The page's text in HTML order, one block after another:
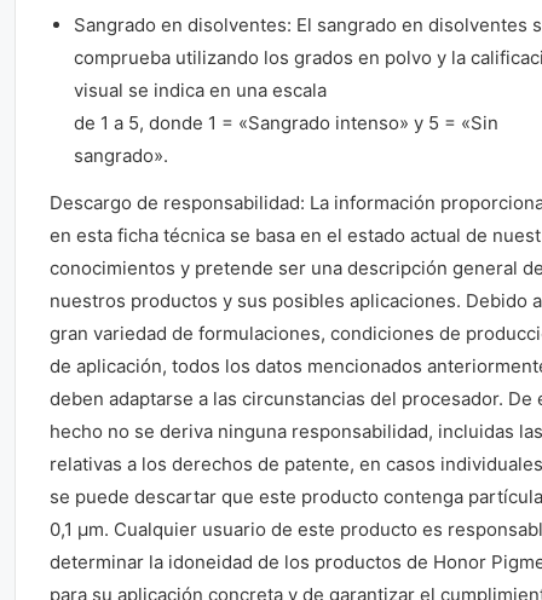
Sangrado en disolventes: El sangrado en disolventes
comprueba utilizando los grados en polvo y la
visual se indica en una escala
de 1 a 5, donde 1 = «Sangrado intenso» y 5 = «Sin
sangrado».
Descargo de responsabilidad: La información
en esta ficha técnica se basa en el estado actual de
conocimientos y pretende ser una descripción general
nuestros productos y sus posibles aplicaciones. Debido
gran variedad de formulaciones, condiciones de
de aplicación, todos los datos mencionados
deben adaptarse a las circunstancias del procesador. De
hecho no se deriva ninguna responsabilidad, incluidas las
relativas a los derechos de patente, en casos
se puede descartar que este producto contenga
0,1 μm. Cualquier usuario de este producto es
determinar la idoneidad de los productos de Honor
para su aplicación concreta y de garantizar el